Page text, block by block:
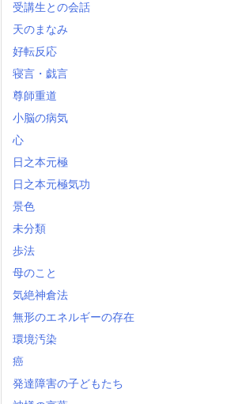
受講生との会話
天のまなみ
好転反応
寝言・戯言
尊師重道
小脳の病気
心
日之本元極
日之本元極気功
景色
未分類
歩法
母のこと
気絶神倉法
無形のエネルギーの存在
環境汚染
癌
発達障害の子どもたち